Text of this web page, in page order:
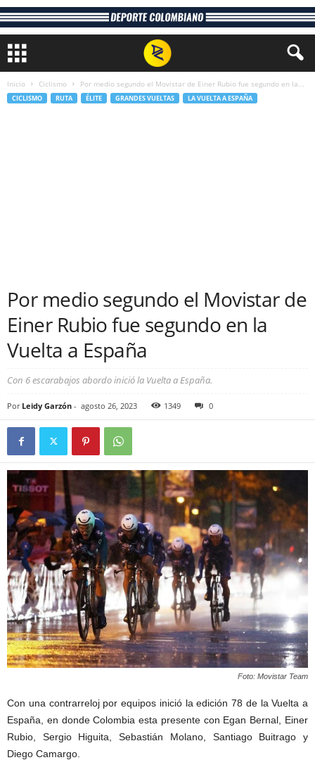
Inicio Ciclismo Por medio segundo el Movistar de Einer Rubio fue segundo en la...
CICLISMO RUTA ÉLITE GRANDES VUELTAS LA VUELTA A ESPAÑA
Por medio segundo el Movistar de
Einer Rubio fue segundo en la
Vuelta a España
Con 6 escarabajos abordo inició la Vuelta a España.
Por Leidy Garzón - agosto 26, 2023 1349 0
Foto: Movistar Team
Con una contrarreloj por equipos inició la edición 78 de la Vuelta a
España, en donde Colombia esta presente con Egan Bernal, Einer
Rubio, Sergio Higuita, Sebastián Molano, Santiago Buitrago y
Diego Camargo.